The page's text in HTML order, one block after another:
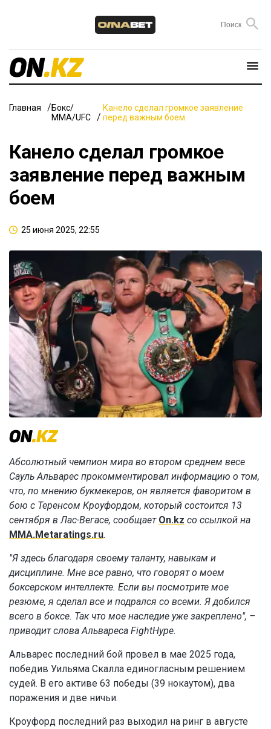
Главная
Бокс/
ММА/UFC
Канело сделал громкое заявление
перед важным боем
Канело сделал громкое
заявление перед важным
боем
25 июня 2025, 22:55
Абсолютный чемпион мира во втором среднем весе
Сауль Альварес прокомментировал информацию о том,
что, по мнению букмекеров, он является фаворитом в
бою с Теренсом Кроуфордом, который состоится 13
сентября в Лас-Вегасе, сообщает On.kz со ссылкой на
MMA.Metaratings.ru.
"Я здесь благодаря своему таланту, навыкам и
дисциплине. Мне все равно, что говорят о моем
боксерском интеллекте. Если вы посмотрите мое
резюме, я сделал все и подрался со всеми. Я добился
всего в боксе. Так что мое наследие уже закреплено", –
приводит слова Альвареса FightHype.
Альварес последний бой провел в мае 2025 года,
победив Уильяма Скалла единогласным решением
судей. В его активе 63 победы (39 нокаутом), два
поражения и две ничьи.
Кроуфорд последний раз выходил на ринг в августе